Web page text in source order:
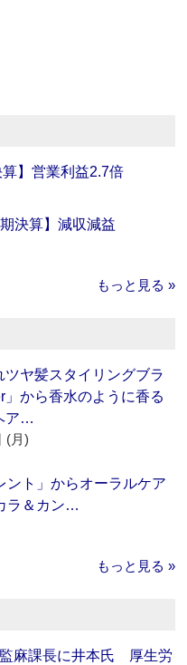
算】営業利益2.7倍
決算】減収減益
もっと見る »
ツヤ髪スタイリングブラ
」から香水のように香る
ア…
(月)
ント」からオーラルケア
ラ＆カン…
もっと見る »
監麻課長に井本氏 厚生労